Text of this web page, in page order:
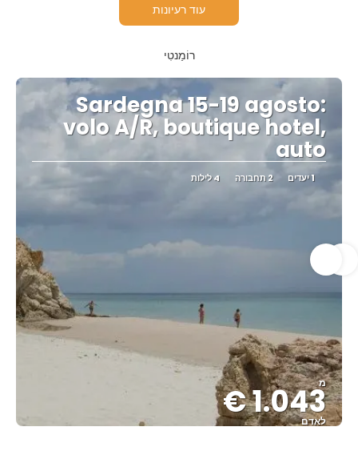
עוד רעיונות
רוֹמַנטִי
Sardegna 15-19 agosto:
volo A/R, boutique hotel,
auto
1 יעדים 2 תחבורה 4 לילות
מ
1.043 €
לאדם